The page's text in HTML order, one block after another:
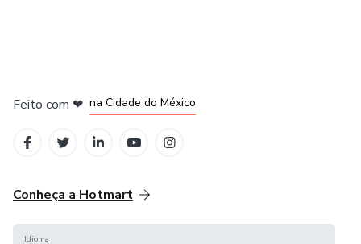
Feito com ❤ na Cidade do México
Conheça a Hotmart
Idioma